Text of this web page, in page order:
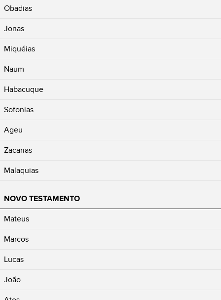
Obadias
Jonas
Miquéias
Naum
Habacuque
Sofonias
Ageu
Zacarias
Malaquias
NOVO TESTAMENTO
Mateus
Marcos
Lucas
João